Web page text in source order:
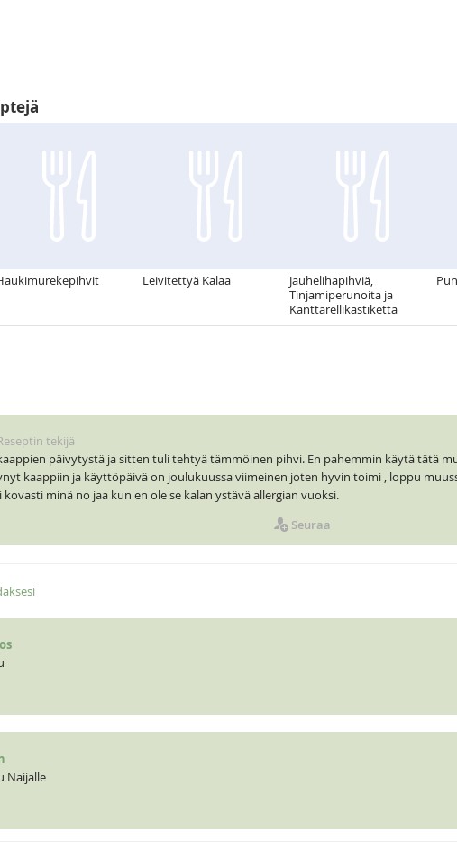
Leivitettyä Kalaa
Jauhelihapihviä,
Tinjamiperunoita ja
Kanttarellikastiketta
tekijä
päivytystä ja sitten tuli tehtyä tämmöinen pihvi. En pahemmin käytä tätä
kaappiin ja käyttöpäivä on joulukuussa viimeinen joten hyvin toimi , loppu
kovasti minä no jaa kun en ole se kalan ystävä allergian vuoksi.
Seuraa
Naijalle